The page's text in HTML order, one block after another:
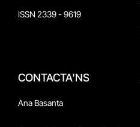
ISSN 2339 - 9619
CONTACTA'NS
Ana Basanta